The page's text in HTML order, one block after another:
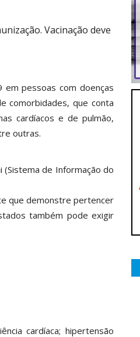
Vacinação deve
em pessoas com doenças
comorbidades, que conta
cardíacos e de pulmão,
outras.
de Informação do
que demonstre pertencer
também pode exigir
cardíaca; hipertensão